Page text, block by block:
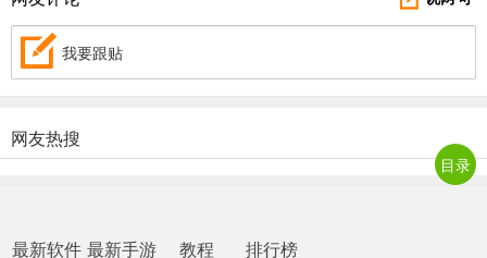
或者通关奖励做的都行，不用太挑剔属性，能凑成套装即可，输出就
攻击暴击，奶妈就全生命，盾就生命防御混搭，辅助就速度搭配散
件。
大佬好友，这点很重要，后面很多图需要用大佬的角色帮助过图，光
我要跟贴
网友热搜
最新软件 最新手游 教程 排行榜
目录